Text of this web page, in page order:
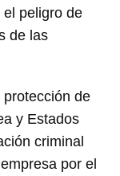
peligro de
de las
protección de
y Estados
criminal
por el